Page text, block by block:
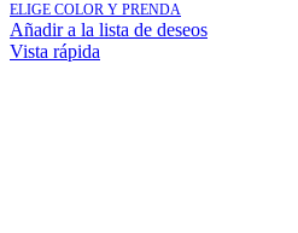
ELIGE COLOR Y PRENDA
Añadir a la lista de deseos
Vista rápida